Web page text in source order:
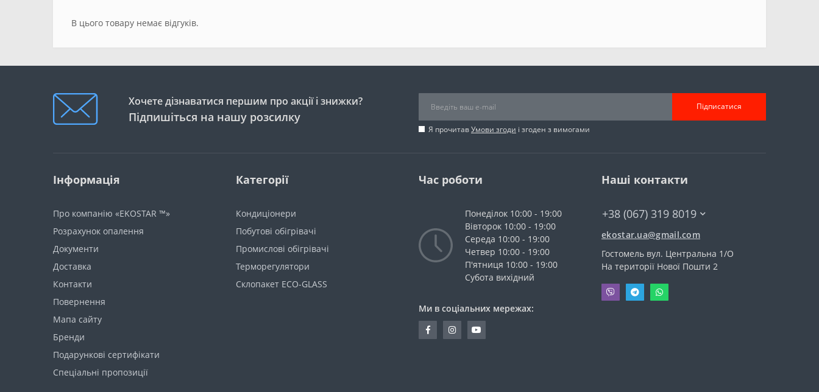
В цього товару немає відгуків.
Хочете дізнаватися першим про акції і знижки?
Підпишіться на нашу розсилку
Підписатися
Я прочитавУмови згоди і згоден з вимогами
Інформація
Про компанію «EKOSTAR ™»
Розрахунок опалення
Документи
Доставка
Контакти
Повернення
Мапа сайту
Бренди
Подарункові сертифікати
Спеціальні пропозиції
Категорії
Кондиціонери
Побутові обігрівачі
Промислові обігрівачі
Терморегулятори
Склопакет ECO-GLASS
Час роботи
Понеділок 10:00 - 19:00
Вівторок 10:00 - 19:00
Середа 10:00 - 19:00
Четвер 10:00 - 19:00
П'ятниця 10:00 - 19:00
Cубота вихідний
Ми в соціальних мережах:
Наші контакти
+38 (067) 319 8019
ekostar.ua@gmail.com
Гостомель вул. Центральна 1/О
На території Нової Пошти 2